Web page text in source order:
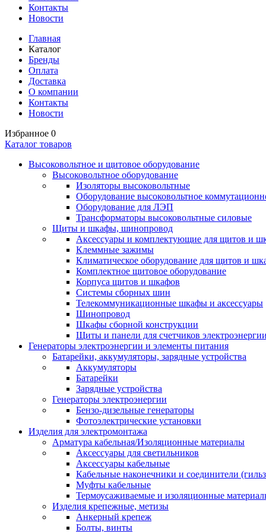
Контакты
Новости
Главная
Каталог
Бренды
Оплата
Доставка
О компании
Контакты
Новости
Избранное 0
Каталог товаров
Высоковольтное и щитовое оборудование
Высоковольтное оборудование
Изоляторы высоковольтные
Оборудование высоковольтное
Оборудование для ЛЭП
Трансформаторы высоковольтные силовые
Щиты и шкафы, шинопровод
Аксессуары и комплектующие для щитов и
Клеммные зажимы
Климатическое оборудование для щитов и
Комплектное щитовое оборудование
Корпуса щитов и шкафов
Системы сборных шин
Телекоммуникационные шкафы и аксессуары
Шинопровод
Шкафы сборной конструкции
Щиты и панели для счетчиков электроэнергии
Генераторы электроэнергии и элементы питания
Батарейки, аккумуляторы, зарядные устройства
Аккумуляторы
Батарейки
Зарядные устройства
Генераторы электроэнергии
Бензо-дизельные генераторы
Фотоэлектрические установки
Изделия для электромонтажа
Арматура кабельная/Изоляционные материалы
Аксессуары для светильников
Аксессуары кабельные
Кабельные наконечники и соединители
Муфты кабельные
Термоусаживаемые и изоляционные
Изделия крепежные, метизы
Анкерный крепеж
Болты, винты